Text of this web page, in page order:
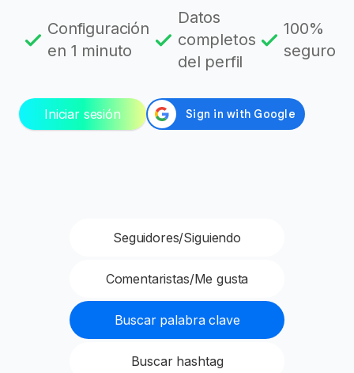
Configuración
en 1 minuto
Datos
completos
del perfil
100%
seguro
Iniciar sesión
Seguidores/Siguiendo
Comentaristas/Me gusta
Buscar palabra clave
Buscar hashtag